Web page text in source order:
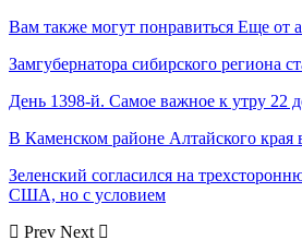
Вам также могут понравиться Еще от
Замгубернатора сибирского региона
День 1398-й. Самое важное к утру 22
В Каменском районе Алтайского края
Зеленский согласился на
США, но с условием
Prev Next